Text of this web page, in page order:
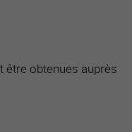
être obtenues auprès